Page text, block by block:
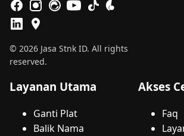
© 2026 Jasa Stnk ID. All rights
reserved.
Layanan Utama
Ganti Plat
Balik Nama
Akses
Faq